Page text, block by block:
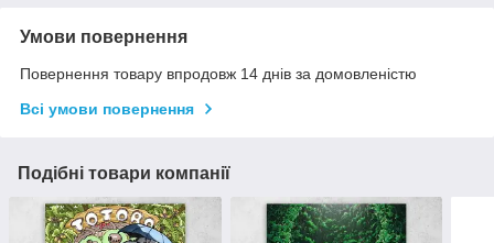
Умови повернення
Повернення товару впродовж 14 днів за домовленістю
Всі умови повернення
Подібні товари компанії